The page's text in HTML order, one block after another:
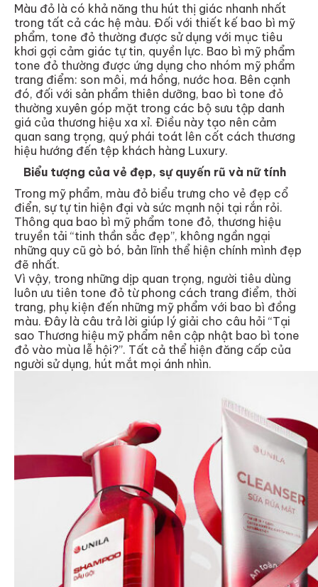
Màu đỏ là có khả năng thu hút thị giác nhanh nhất
trong tất cả các hệ màu. Đối với thiết kế bao bì mỹ
phẩm, tone đỏ thường được sử dụng với mục tiêu
khơi gợi cảm giác tự tin, quyền lực. Bao bì mỹ phẩm
tone đỏ thường được ứng dụng cho nhóm mỹ phẩm
trang điểm: son môi, má hồng, nước hoa. Bên cạnh
đó, đối với sản phẩm thiên dưỡng, bao bì tone đỏ
thường xuyên góp mặt trong các bộ sưu tập danh
giá của thương hiệu xa xỉ. Điều này tạo nên cảm
quan sang trọng, quý phái toát lên cốt cách thương
hiệu hướng đến tệp khách hàng Luxury.
Biểu tượng của vẻ đẹp, sự quyến rũ và nữ tính
Trong mỹ phẩm, màu đỏ biểu trưng cho vẻ đẹp cổ
điển, sự tự tin hiện đại và sức mạnh nội tại rắn rỏi.
Thông qua bao bì mỹ phẩm tone đỏ, thương hiệu
truyền tải “tinh thần sắc đẹp”, không ngần ngại
những quy cũ gò bó, bản lĩnh thể hiện chính mình đẹp
đẽ nhất.
Vì vậy, trong những dịp quan trọng, người tiêu dùng
luôn ưu tiên tone đỏ từ phong cách trang điểm, thời
trang, phụ kiện đến những mỹ phẩm với bao bì đồng
màu. Đây là câu trả lời giúp lý giải cho câu hỏi “Tại
sao Thương hiệu mỹ phẩm nên cập nhật bao bì tone
đỏ vào mùa lễ hội?”. Tất cả thể hiện đăng cấp của
người sử dụng, hút mắt mọi ánh nhìn.